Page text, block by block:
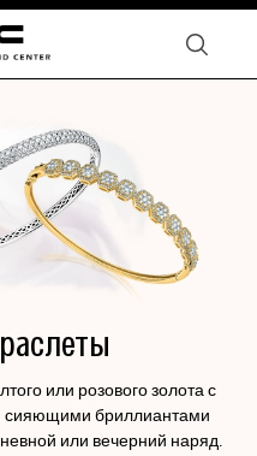
или розового золота с
сияющими бриллиантами
или вечерний наряд.